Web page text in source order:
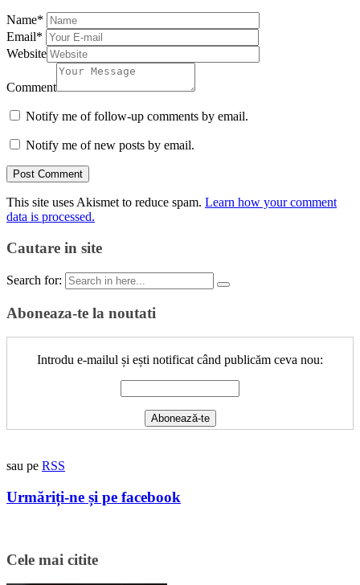
Name*
Email*
Website
Comment
Notify me of follow-up comments by email.
Notify me of new posts by email.
This site uses Akismet to reduce spam. Learn how your comment
data is processed.
Cautare in site
Search for:
Aboneaza-te la noutati
Introdu e-mailul și ești notificat când publicăm ceva nou:
sau pe RSS
Urmăriți-ne și pe facebook
Cele mai citite